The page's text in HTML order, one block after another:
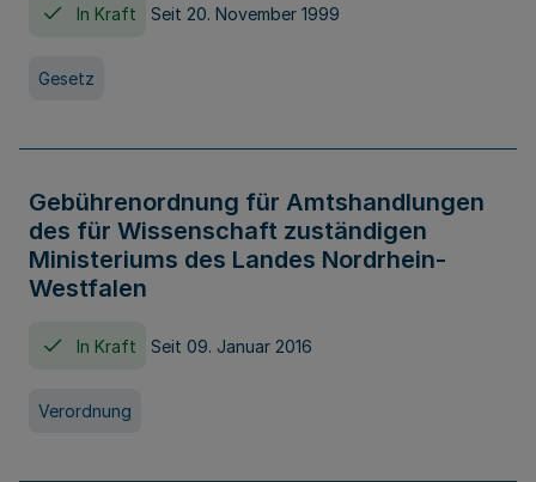
In Kraft Seit 20. November 1999
Gesetz
Gebührenordnung für Amtshandlungen
des für Wissenschaft zuständigen
Ministeriums des Landes Nordrhein-
Westfalen
In Kraft Seit 09. Januar 2016
Verordnung